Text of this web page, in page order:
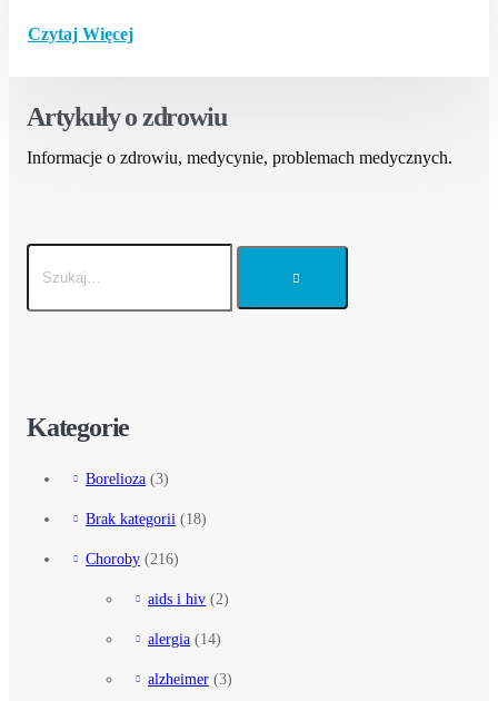
Czytaj Więcej
Artykuły o zdrowiu
Informacje o zdrowiu, medycynie, problemach medycznych.
Kategorie
Borelioza (3)
Brak kategorii (18)
Choroby (216)
aids i hiv (2)
alergia (14)
alzheimer (3)